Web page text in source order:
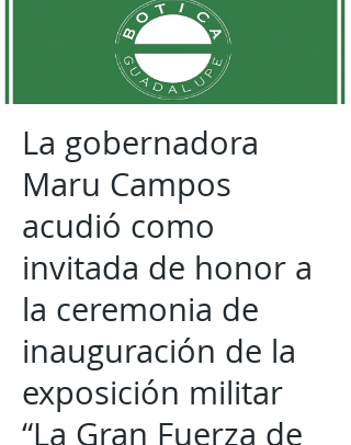
La gobernadora
Maru Campos
acudió como
invitada de honor a
la ceremonia de
inauguración de la
exposición militar
“La Gran Fuerza de